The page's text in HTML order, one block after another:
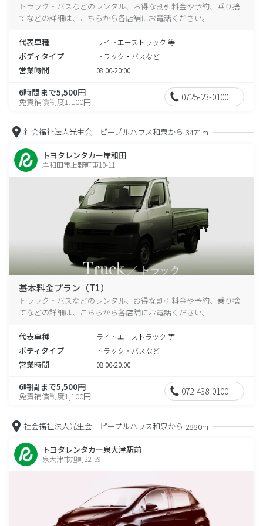
トラック・バスなどのレンタル、お得な割引料金や予約、乗り捨
てなどの詳細は、こちらから各店舗にお電話ください。
代表車種 ライトエーストラック 等
ボディタイプ トラック・バスなど
営業時間 08:00-20:00
6時間まで5,500円
免責補償制度1,100円 0725-23-0100
社会福祉法人光生会 ピープルハウス和泉から 3471m
トヨタレンタカー岸和田
岸和田市上野町東10-11
基本料金プラン（T1）
トラック・バスなどのレンタル、お得な割引料金や予約、乗り捨
てなどの詳細は、こちらから各店舗にお電話ください。
代表車種 ライトエーストラック 等
ボディタイプ トラック・バスなど
営業時間 08:00-20:00
6時間まで5,500円
免責補償制度1,100円 072-438-0100
社会福祉法人光生会 ピープルハウス和泉から 2880m
トヨタレンタカー泉大津駅前
泉大津市旭町22-59